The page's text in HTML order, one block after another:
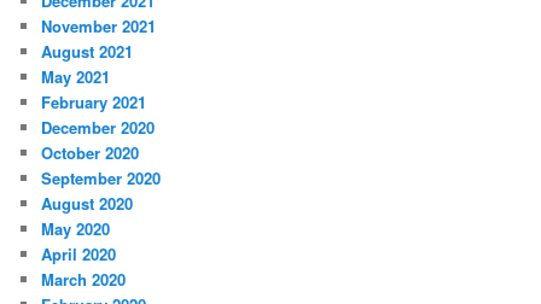
November 2021
August 2021
May 2021
February 2021
December 2020
October 2020
September 2020
August 2020
May 2020
April 2020
March 2020